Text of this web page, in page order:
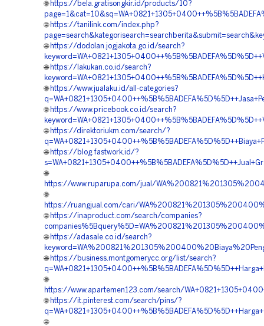
🌐 https://bela.gratisongkir.id/products/10?
🌐 https://tanilink.com/index.php?
🌐 https://dodolan.jogjakota.go.id/search?
🌐 https://lakukan.co.id/search?
🌐 https://www.jualaku.id/all-categories?
🌐 https://www.pricebook.co.id/search?
🌐 https://direktoriukm.com/search/?
🌐 https://blog.fastwork.id/?
🌐
https://www.ruparupa.com/jual/
🌐
https://ruangjual.com/cari/
🌐 https://inaproduct.com/search/companies?
🌐 https://adasale.co.id/search?
🌐 https://business.montgomerycc.org/list/search?
🌐
https://www.apartemen123.com/search/
🌐 https://it.pinterest.com/search/pins/?
🌐